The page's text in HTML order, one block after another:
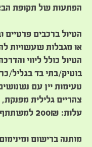
הפתעות של תקופת
הטיול ברכבים פרטיים
או מגבלות שעשויות
הטיול כולל ליווי
בוטיק/בתי בד בגליל/
טעימות יין עם
צהריים גלילית
עלות: 200₪ למשתתף.